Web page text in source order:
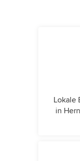
Lokale
in